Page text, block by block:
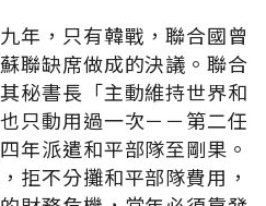
年，只有韓戰，聯合國曾
聯缺席做成的決議。聯合
秘書長「主動維持世界和
只動用過一次－－第二任
年派遣和平部隊至剛果。
拒不分攤和平部隊費用，